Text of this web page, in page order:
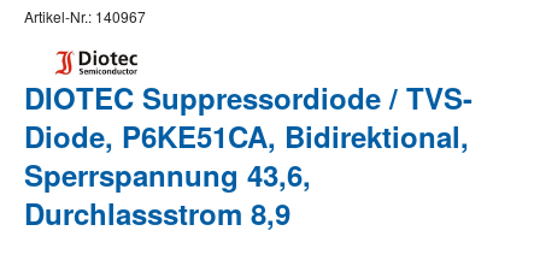
Artikel-Nr.: 140967
DIOTEC Suppressordiode / TVS-
Diode, P6KE51CA, Bidirektional,
Sperrspannung 43,6,
Durchlassstrom 8,9